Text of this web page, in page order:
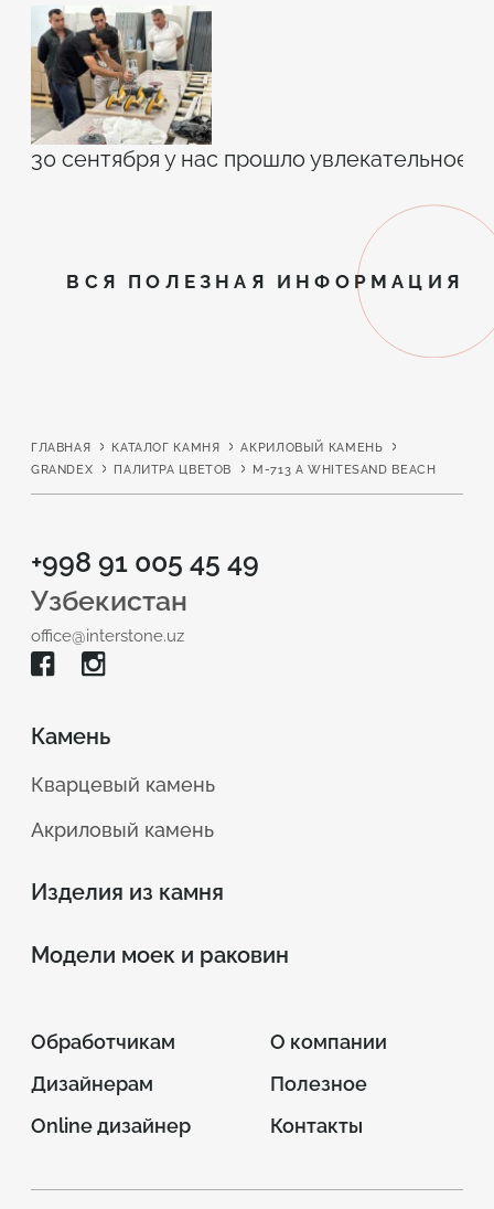
30 сентября у нас прошло увлекательное
ВСЯ ПОЛЕЗНАЯ ИНФОРМАЦИЯ
ГЛАВНАЯ КАТАЛОГ КАМНЯ
АКРИЛОВЫЙ КАМЕНЬ
GRANDEX
ПАЛИТРА ЦВЕТОВ M-713 A WHITESAND BEACH
+998 91 005 45 49
Узбекистан
office@interstone.uz
Камень
Кварцевый камень
Акриловый камень
Изделия из камня
Модели моек и раковин
Обработчикам
Дизайнерам
Online дизайнер
О компании
Полезное
Контакты